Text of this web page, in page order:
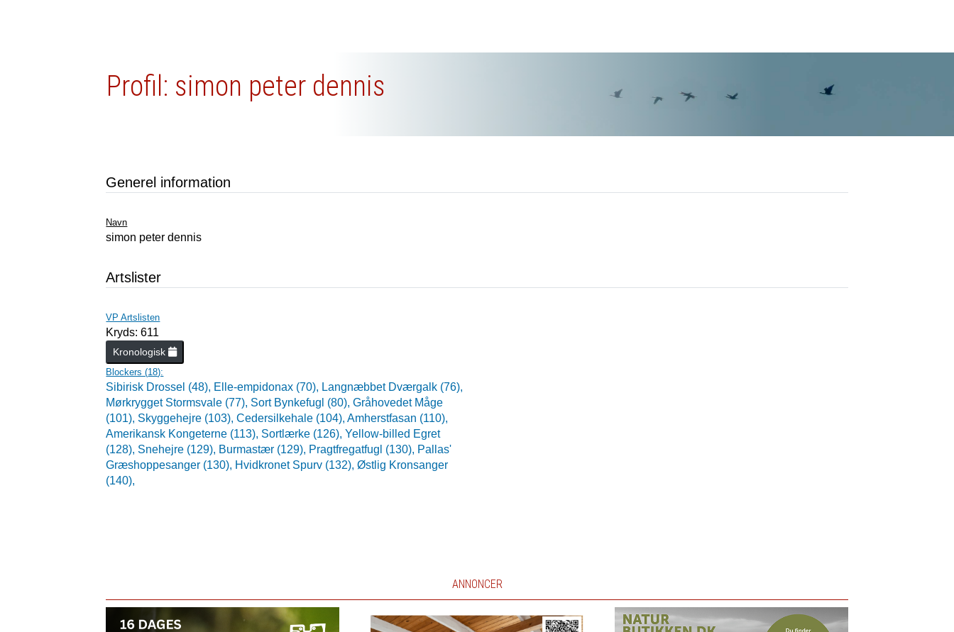
Profil: simon peter dennis
Generel information
Navn
simon peter dennis
Artslister
VP Artslisten
Kryds: 611
Kronologisk
Blockers (18):
Sibirisk Drossel (48), Elle-empidonax (70), Langnæbbet Dværgalk (76),
Mørkrygget Stormsvale (77), Sort Bynkefugl (80),Gråhovedet Måge
(101), Skyggehejre (103),Cedersilkehale (104),Amherstfasan (110),
Amerikansk Kongeterne (113), Sortlærke (126),Yellow-billed Egret
(128), Snehejre (129), Burmastær (129), Pragtfregatfugl (130), Pallas'
Græshoppesanger (130), Hvidkronet Spurv (132),Østlig Kronsanger
(140),
ANNONCER